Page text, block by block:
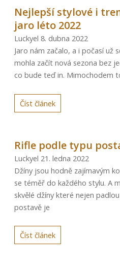
Nejlepší stylové i
jaro léto 2022
Luckyel 8. dubna 2022
Jaro nám začalo, a i počasí už
mohla začít nová sezona bez
co bude teď in. Mimochodem
Číst článek
Rifle podle typu
Luckyel 21. ledna 2022
Džíny jsou hodně zajímavým
se téměř do každého stylu. A
skvělé džíny které nejen
postavě je
Číst článek